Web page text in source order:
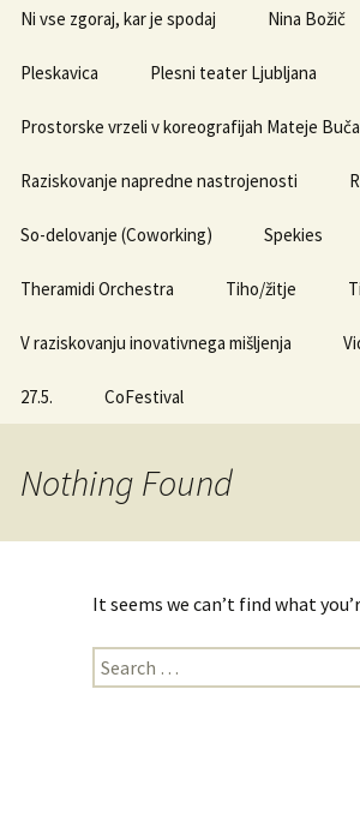
Ni vse zgoraj, kar je spodaj Nina Božič
Pleskavica Plesni teater Ljubljana
Prostorske vrzeli v koreografijah Mateje
Raziskovanje napredne nastrojenosti
So-delovanje (Coworking) Spekies
Theramidi Orchestra Tiho/žitje
V raziskovanju inovativnega mišljenja
27.5. CoFestival
Nothing Found
It seems we can’t find what
Search
for: